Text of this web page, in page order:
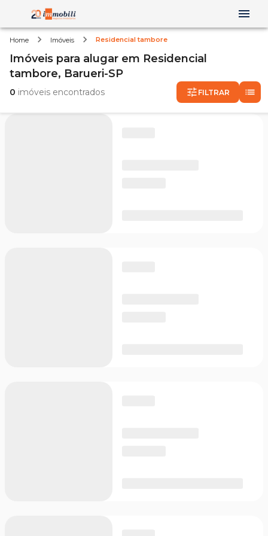
Home Imóveis Residencial tambore
Imóveis para alugar em Residencial
tambore, Barueri-SP
0 imóveis encontrados FILTRAR